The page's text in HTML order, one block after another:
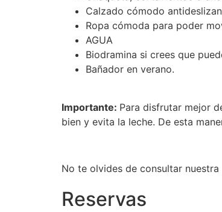
Calzado cómodo
Ropa cómoda para poder
AGUA
Biodramina si crees que
Bañador en verano.
Importante: Para disfrutar mejor
bien y evita la leche. De esta
No te olvides de consultar
Reservas